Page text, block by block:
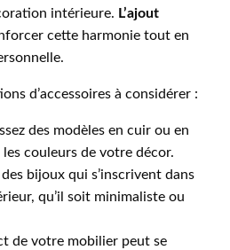
intérieure. L’ajout
cette harmonie tout en
d’accessoires à considérer :
des modèles en cuir ou en
couleurs de votre décor.
bijoux qui s’inscrivent dans
qu’il soit minimaliste ou
de votre mobilier peut se